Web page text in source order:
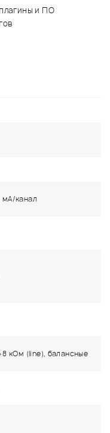
и ПО
мА/канал
кОм (line), балансные